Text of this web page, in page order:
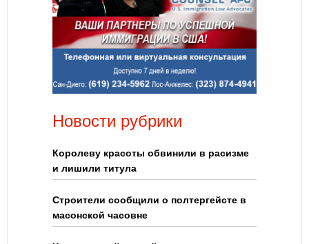
Новости рубрики
Королеву красоты обвинили в расизме
и лишили титула
Строители сообщили о полтергейсте в
масонской часовне